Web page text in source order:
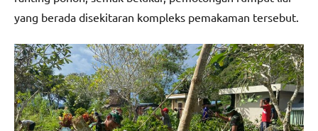
yang berada disekitaran kompleks pemakaman tersebut.